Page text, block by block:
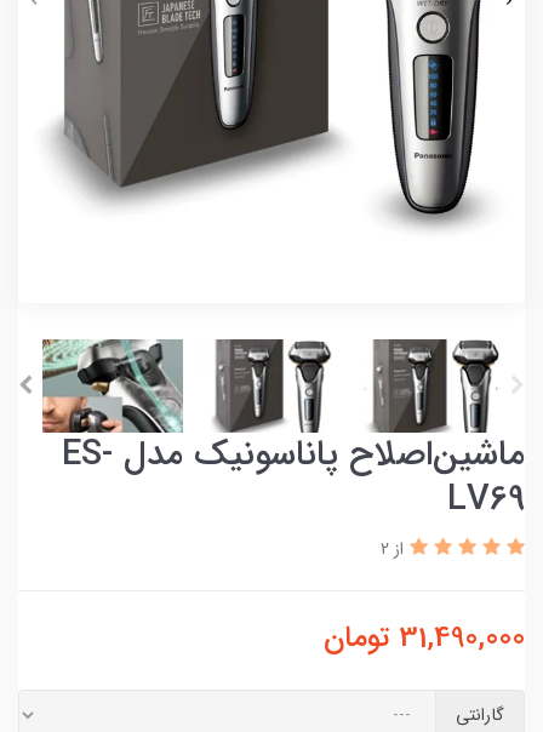
ماشین‌اصلاح پاناسونیک مدل ES-
LV69
از 2
31,490,000 تومان
گارانتی